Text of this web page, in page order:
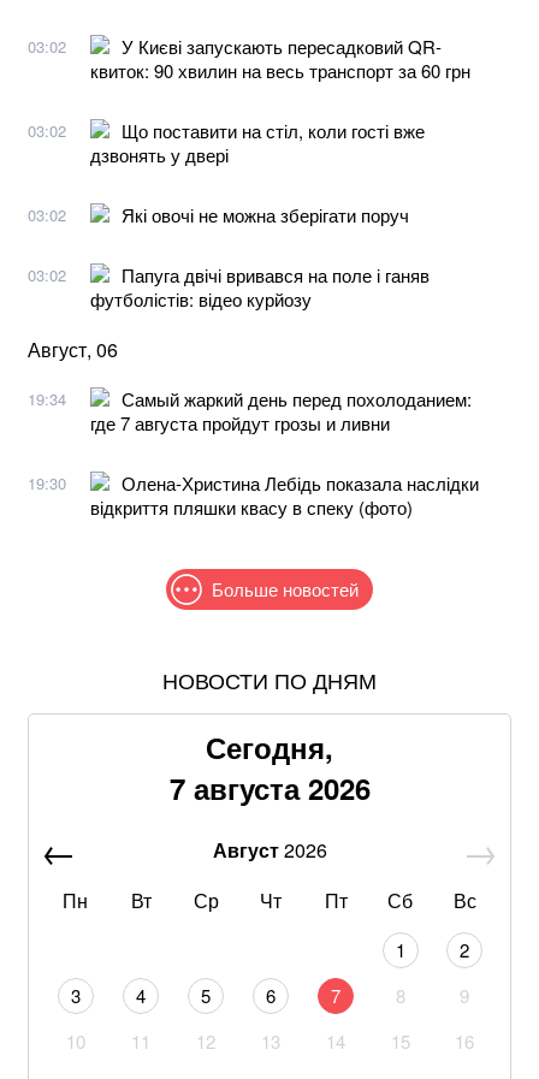
03:02
У Києві запускають пересадковий QR-
квиток: 90 хвилин на весь транспорт за 60 грн
03:02
Що поставити на стіл, коли гості вже
дзвонять у двері
03:02 Які овочі не можна зберігати поруч
03:02
Папуга двічі вривався на поле і ганяв
футболістів: відео курйозу
Август, 06
19:34
Самый жаркий день перед похолоданием:
где 7 августа пройдут грозы и ливни
19:30
Олена-Христина Лебідь показала наслідки
відкриття пляшки квасу в спеку (фото)
Больше новостей
Самый полезный десерт для сердца, который легко
Американская модель Алекса Коллинз порадовала
поклонников откровенной фотосессией
В Офисе президента рассказали, рассматривают ли
САП просит назначить Стефанишиной залог в
Драпатый сформировал команду: Безуглая
сообщила о назначении нового заместителя главкома
НОВОСТИ ПО ДНЯМ
Сегодня,
7 августа 2026
Август2026
Пн
Вт Ср Чт Пт Сб Вс
1
2
3
4 5 6 7 8
9
10
11 12 13 14 15
16